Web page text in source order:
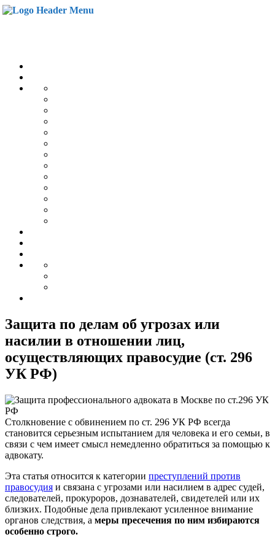
Защита по делам об угрозах или
насилии в отношении лиц,
осуществляющих правосудие (ст. 296
УК РФ)
Столкновение с обвинением по ст. 296 УК РФ всегда
становится серьезным испытанием для человека и его семьи, в
связи с чем имеет смысл немедленно обратиться за помощью к
адвокату.
Эта статья относится к категории преступлений против
правосудия и связана с угрозами или насилием в адрес судей,
следователей, прокуроров, дознавателей, свидетелей или их
близких. Подобные дела привлекают усиленное внимание
органов следствия, а меры пресечения по ним избираются
особенно строго.